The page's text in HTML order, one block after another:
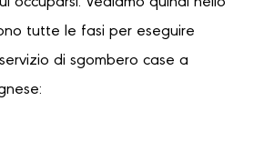
tutte le fasi per eseguire
di sgombero case a